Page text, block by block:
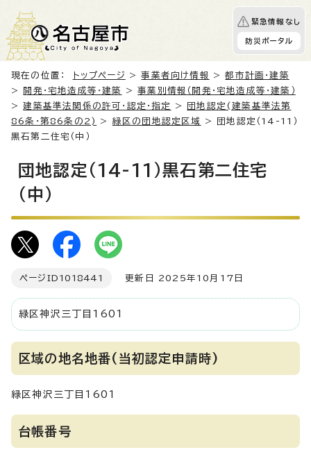
緊急情報なし
防災ポータル
現在の位置： トップページ >事業者向け情報 >都市計画・建築
>
開発・宅地造成等・建築 >事業別情報（開発・宅地造成等・建築）
>建築基準法関係の許可・認定・指定 >
団地認定(建築基準法第
86条・第86条の2)
> 緑区の団地認定区域
> 団地認定（14-11）
黒石第二住宅（中）
団地認定（14-11）黒石第二住宅
（中）
ページID 1018441 更新日 2025年10月17日
緑区神沢三丁目1601
区域の地名地番(当初認定申請時)
緑区神沢三丁目1601
台帳番号